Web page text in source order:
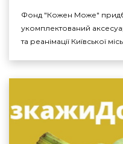
Фонд "Кожен Може"
укомплектований
та реанімації Київської